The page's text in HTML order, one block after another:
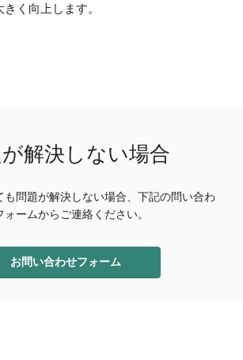
く向上します。
解決しない場合
も問題が解決しない場合、下記の問い合わ
ォームからご連絡ください。
お問い合わせフォーム